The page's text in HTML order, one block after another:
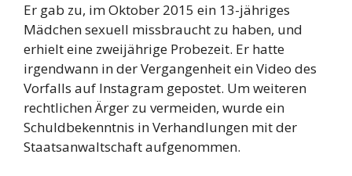
Er gab zu, im Oktober 2015 ein 13-jähriges
Mädchen sexuell missbraucht zu haben, und
erhielt eine zweijährige Probezeit. Er hatte
irgendwann in der Vergangenheit ein Video des
Vorfalls auf Instagram gepostet. Um weiteren
rechtlichen Ärger zu vermeiden, wurde ein
Schuldbekenntnis in Verhandlungen mit der
Staatsanwaltschaft aufgenommen.